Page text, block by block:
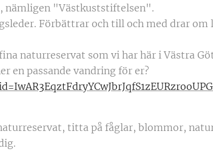
nämligen "Västkuststiftelsen".
Förbättrar och till och med drar om
naturreservat som vi har här i Västra
en passande vandring för er?
titta på fåglar, blommor,